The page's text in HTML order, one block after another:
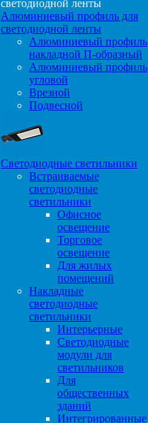
Алюминиевый профиль для
светодиодной ленты
Алюминиевый профиль
накладной П-образный
Алюминиевый профиль
угловой
Врезной
Подвесной
Светодиодные светильники
Встраиваемые
светодиодные
светильники
Офисное
освещение
Торговое
освещение
Для жилых
помещений
Накладные
светодиодные
светильники
Интерьерные
Светодиодные
модули для
светильников
Для
общественных
зданий
Интегрированные